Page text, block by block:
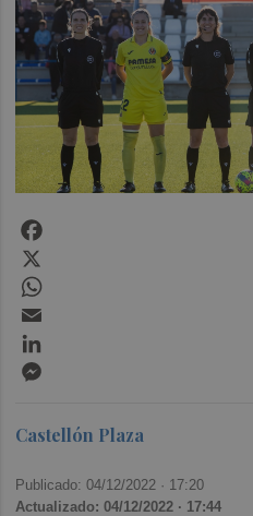
Castellón Plaza
Publicado: 04/12/2022 · 17:20
Actualizado: 04/12/2022 · 17:44